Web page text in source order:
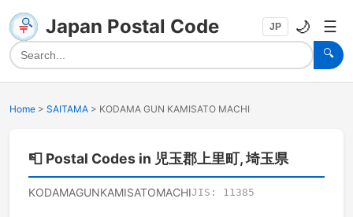
Japan Postal Code
🔍
JP 🌙 ☰
Home > SAITAMA > KODAMA GUN KAMISATO MACHI
📮 Postal Codes in 児玉郡上里町, 埼玉県
KODAMAGUNKAMISATOMACHIJIS: 11385